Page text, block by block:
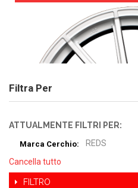
Filtra Per
ATTUALMENTE FILTRI PER:
Marca Cerchio:
REDS
Cancella tutto
FILTRO